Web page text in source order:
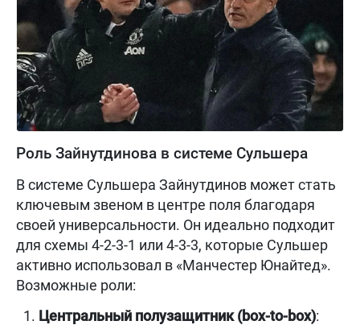
Роль Зайнутдинова в системе Сульшера
В системе Сульшера Зайнутдинов может стать
ключевым звеном в центре поля благодаря
своей универсальности. Он идеально подходит
для схемы 4-2-3-1 или 4-3-3, которые Сульшер
активно использовал в «Манчестер Юнайтед».
Возможные роли:
Центральный полузащитник (box-to-box):